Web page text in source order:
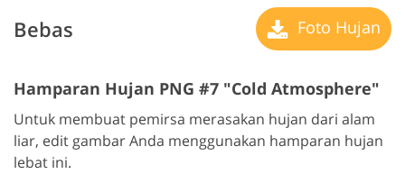
Bebas Foto Hujan
Hamparan Hujan PNG #7 "Cold Atmosphere"
Untuk membuat pemirsa merasakan hujan dari alam
liar, edit gambar Anda menggunakan hamparan hujan
lebat ini.